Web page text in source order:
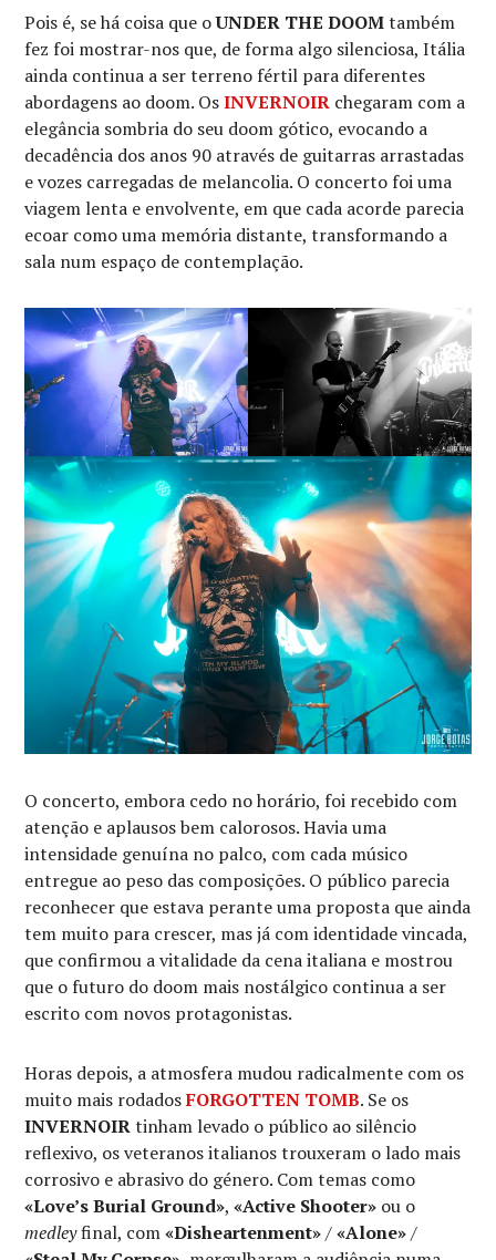
Pois é, se há coisa que oUNDER THE DOOMtambém
fez foi mostrar-nos que, de forma algo silenciosa, Itália
ainda continua a ser terreno fértil para diferentes
abordagens ao doom. OsINVERNOIR chegaram com a
elegância sombria do seu doom gótico, evocando a
decadência dos anos 90 através de guitarras arrastadas
e vozes carregadas de melancolia. O concerto foi uma
viagem lenta e envolvente, em que cada acorde parecia
ecoar como uma memória distante, transformando a
sala num espaço de contemplação.
O concerto, embora cedo no horário, foi recebido com
atenção e aplausos bem calorosos. Havia uma
intensidade genuína no palco, com cada músico
entregue ao peso das composições. O público parecia
reconhecer que estava perante uma proposta que ainda
tem muito para crescer, mas já com identidade vincada,
que confirmou a vitalidade da cena italiana e mostrou
que o futuro do doom mais nostálgico continua a ser
escrito com novos protagonistas.
Horas depois, a atmosfera mudou radicalmente com os
muito mais rodadosFORGOTTEN TOMB. Se os
INVERNOIRtinham levado o público ao silêncio
reflexivo, os veteranos italianos trouxeram o lado mais
corrosivo e abrasivo do género. Com temas como
«Love’s Burial Ground»,«Active Shooter» ou o
medleyfinal, com«Disheartenment»/«Alone»/